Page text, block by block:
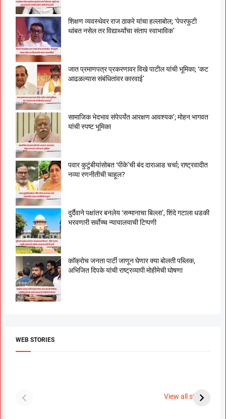
शिक्षण व्यवस्थेवर राज ठाकरे यांचा हल्लाबोल; ‘पेपरफुटी
थांबत नसेल तर विद्यार्थ्यांचा संताप स्वाभाविक’
जात प्रमाणपत्र प्रकरणावर विखे पाटील यांची भूमिका; ‘कट
आढळल्यास संबंधितांवर कारवाई’
सामाजिक भेदभाव संपेपर्यंत आरक्षण आवश्यक’; मोहन भागवत
यांची स्पष्ट भूमिका
पवार कुटुंबीयांसोबत ‘पीके’ची बंद दाराआड चर्चा; राष्ट्रवादीत
नव्या रणनीतीची चाहूल?
दुर्दैवाने पक्षांतर बनलेय ‘सन्मानाचा बिल्ला’, शिंदे गटाला धडकी
भरवणारी सर्वाेच्च न्यायालयाची टिप्पणी
काॅक्राेच जनता पार्टी जाणून घेणार क्या बाेलती पब्लिक,
अभिजित दिपके यांची राष्ट्रव्यापी माेहीमेची घाेषणा
WEB STORIES
View all stories
पूजा सावंत ने गुपचूप